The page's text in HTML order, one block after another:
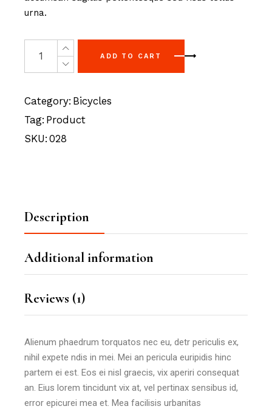
urna.
ADD TO CART
Category: Bicycles
Tag: Product
SKU: 028
Description
Additional information
Reviews (1)
Alienum phaedrum torquatos nec eu, detr periculis ex,
nihil expete ndis in mei. Mei an pericula euripidis hinc
partem ei est. Eos ei nisl graecis, vix aperiri consequat
an. Eius lorem tincidunt vix at, vel pertinax sensibus id,
error epicurei mea et. Mea facilisis urbanitas